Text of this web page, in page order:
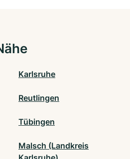
Karlsruhe
Reutlingen
Tübingen
Malsch (Landkreis